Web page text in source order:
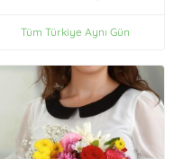
Tüm Türkiye Aynı Gün